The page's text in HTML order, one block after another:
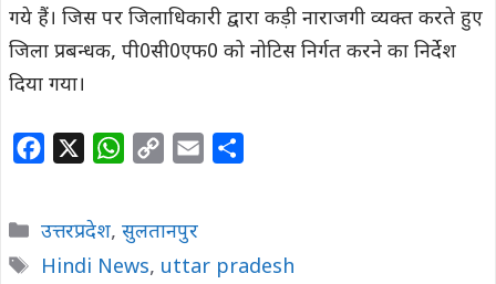
गये हैं। जिस पर जिलाधिकारी द्वारा कड़ी नाराजगी व्यक्त करते हुए
जिला प्रबन्धक, पी0सी0एफ0 को नोटिस निर्गत करने का निर्देश
दिया गया।
e
b
W
t
s
y
L
l
e
Categories
उत्तरप्रदेश, सुलतानपुर
Tags
Hindi News, uttar pradesh